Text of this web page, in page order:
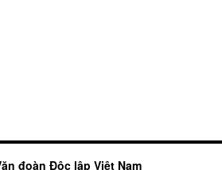
đoàn Độc lập Việt Nam